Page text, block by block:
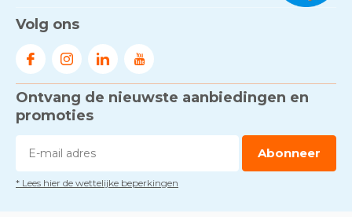
Door
Voorkom brand met
rookmelders, hittemelders en
DoorMarco van Arbowinkel.nl
Dag van de BHV - Als elke
Volg ons
Ontvang de nieuwste aanbiedingen en
promoties
Abonneer
* Lees hier de wettelijke beperkingen